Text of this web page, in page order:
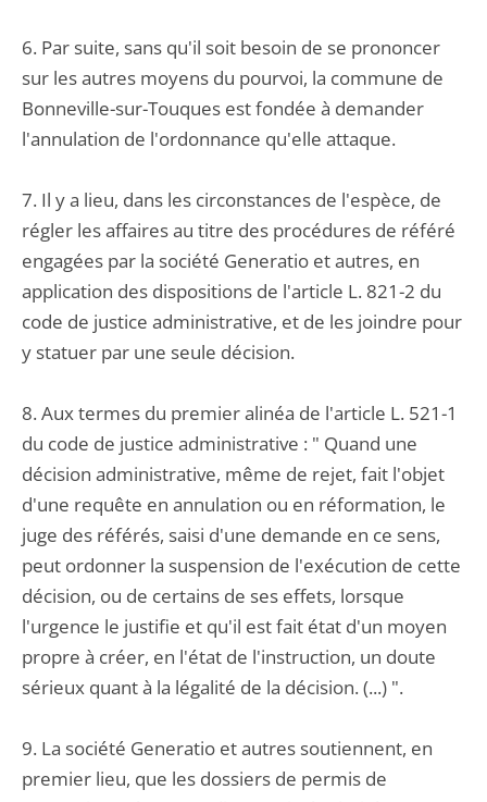
6. Par suite, sans qu'il soit besoin de se prononcer
sur les autres moyens du pourvoi, la commune de
Bonneville-sur-Touques est fondée à demander
l'annulation de l'ordonnance qu'elle attaque.
7. Il y a lieu, dans les circonstances de l'espèce, de
régler les affaires au titre des procédures de référé
engagées par la société Generatio et autres, en
application des dispositions de l'article L. 821-2 du
code de justice administrative, et de les joindre pour
y statuer par une seule décision.
8. Aux termes du premier alinéa de l'article L. 521-1
du code de justice administrative : " Quand une
décision administrative, même de rejet, fait l'objet
d'une requête en annulation ou en réformation, le
juge des référés, saisi d'une demande en ce sens,
peut ordonner la suspension de l'exécution de cette
décision, ou de certains de ses effets, lorsque
l'urgence le justifie et qu'il est fait état d'un moyen
propre à créer, en l'état de l'instruction, un doute
sérieux quant à la légalité de la décision. (...) ".
9. La société Generatio et autres soutiennent, en
premier lieu, que les dossiers de permis de